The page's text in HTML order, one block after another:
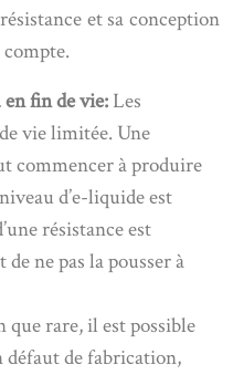
et sa conception
en fin de vie: Les
vie limitée. Une
commencer à produire
d’e-liquide est
résistance est
ne pas la pousser à
que rare, il est possible
de fabrication,